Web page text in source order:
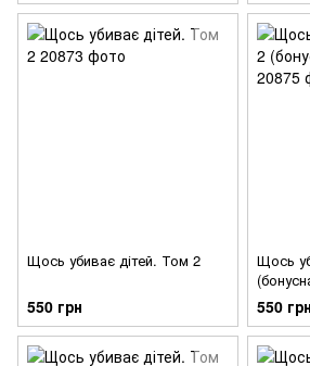
Щось убиває дітей. Том 2
550 грн
Щось
550 грн